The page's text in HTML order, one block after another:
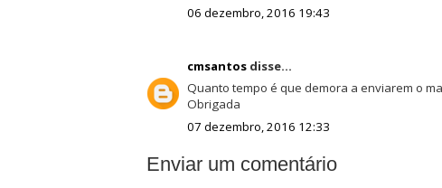
06 dezembro, 2016 19:43
cmsantosdisse...
Quanto tempo é que demora a enviarem o
Obrigada
07 dezembro, 2016 12:33
Enviar um comentário